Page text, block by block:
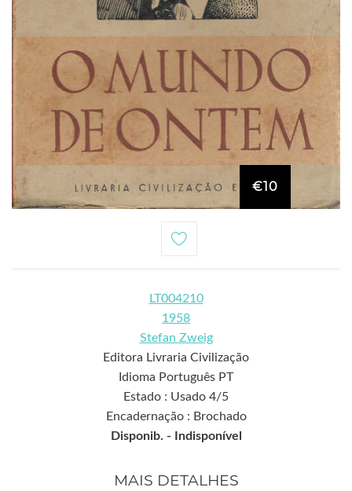
€10
LT004210
1958
Stefan Zweig
Editora Livraria Civilização
Idioma Português PT
Estado : Usado 4/5
Encadernação : Brochado
Disponib. -
Indisponível
MAIS DETALHES